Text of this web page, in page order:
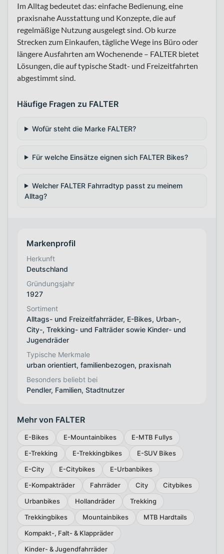
Im Alltag bedeutet das: einfache Bedienung, eine
praxisnahe Ausstattung und Konzepte, die auf
regelmäßige Nutzung ausgelegt sind. Ob kurze
Strecken zum Einkaufen, tägliche Wege ins Büro oder
längere Ausfahrten am Wochenende – FALTER bietet
Lösungen, die auf typische Stadt- und Freizeitfahrten
abgestimmt sind.
Häufige Fragen zu FALTER
Wofür steht die Marke FALTER?
Für welche Einsätze eignen sich FALTER Bikes?
Welcher FALTER Fahrradtyp passt zu meinem
Alltag?
Markenprofil
Herkunft
Deutschland
Gründungsjahr
1927
Sortiment
Alltags- und Freizeitfahrräder, E-Bikes, Urban-,
City-, Trekking- und Falträder sowie Kinder- und
Jugendräder
Typische Merkmale
urban orientiert, familienbezogen, praxisnah
Besonders beliebt bei
Pendler, Familien, Stadtnutzer
Mehr von FALTER
E-Bikes E-Mountainbikes
E-MTB Fullys
E-Trekking
E-Trekkingbikes
E-SUV Bikes
E-City
E-Citybikes
E-Urbanbikes
E-Kompakträder
Fahrräder City
Citybikes
Urbanbikes
Hollandräder
Trekking
Trekkingbikes
Mountainbikes
MTB Hardtails
Kompakt-, Falt- & Klappräder
Kinder- & Jugendfahrräder